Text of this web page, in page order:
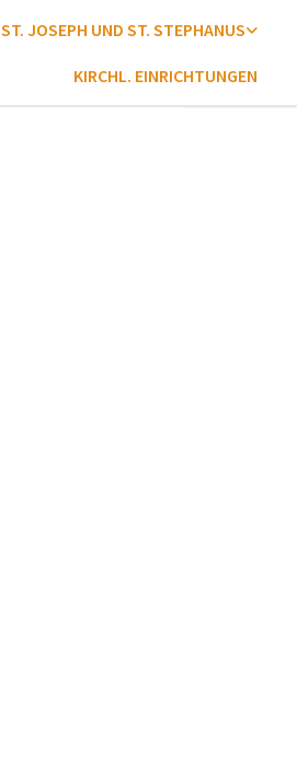
ST. JOSEPH UND ST. STEPHANUS
KIRCHL. EINRICHTUNGEN